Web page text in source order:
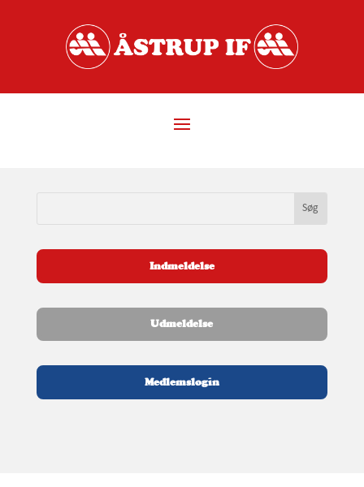
Indmeldelse
Udmeldelse
Medlemslogin